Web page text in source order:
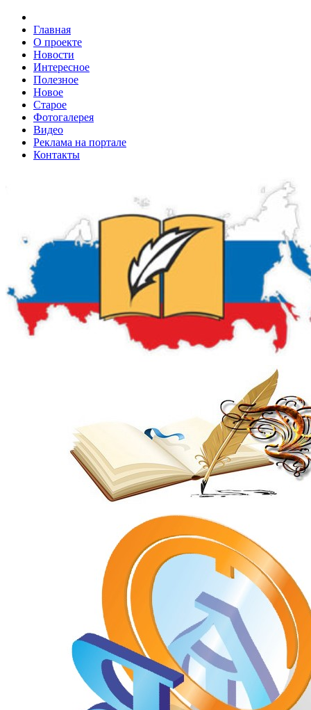
Главная
О проекте
Новости
Интересное
Полезное
Новое
Старое
Фотогалерея
Видео
Реклама на портале
Контакты